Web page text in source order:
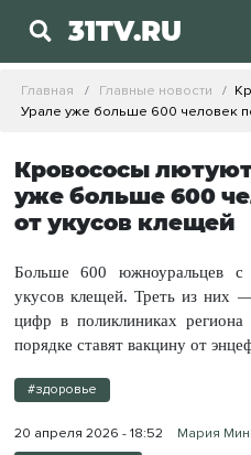
31TV.RU
Главная Главные новости
Урале уже больше 600 человек
Кровососы
уже больше 600
от укусов клещей
Больше 600 южноуральцев с
укусов клещей. Треть из них
цифр в поликлиниках
порядке ставят вакцину от
#здоровье
20 апреля 2026 - 18:52 Мария